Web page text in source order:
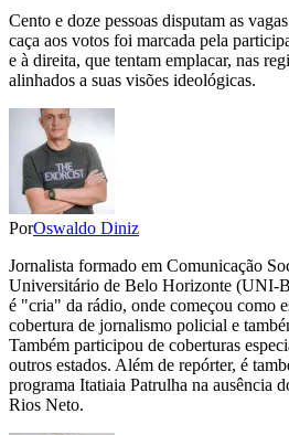
Cento e doze pessoas disputam as
caça aos votos foi marcada pela
e à direita, que tentam emplacar, nas
alinhados a suas visões ideológicas.
PorOswaldo Diniz
Jornalista formado em Comunicação
Universitário de Belo Horizonte (UNI-
é "cria" da rádio, onde começou como
cobertura de jornalismo policial e
Também participou de coberturas
outros estados. Além de repórter, é
programa Itatiaia Patrulha na ausência
Rios Neto.